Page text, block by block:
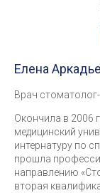
Елена
Врач
Окончила в 2006
медицинский
интернатуру по
прошла
направлению
вторая